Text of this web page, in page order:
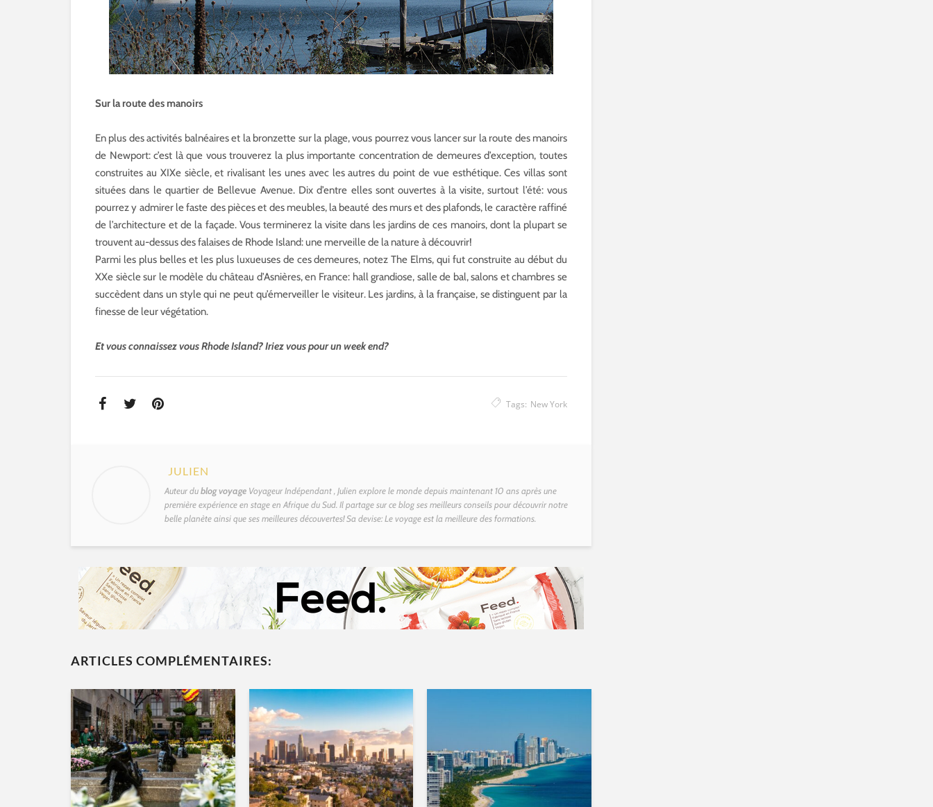
Sur la route des manoirs
En plus des activités balnéaires et la bronzette sur la plage, vous pourrez vous lancer sur la route des manoirs
de Newport: c’est là que vous trouverez la plus importante concentration de demeures d’exception, toutes
construites au XIXe siècle, et rivalisant les unes avec les autres du point de vue esthétique. Ces villas sont
situées dans le quartier de Bellevue Avenue. Dix d’entre elles sont ouvertes à la visite, surtout l’été: vous
pourrez y admirer le faste des pièces et des meubles, la beauté des murs et des plafonds, le caractère raffiné
de l’architecture et de la façade. Vous terminerez la visite dans les jardins de ces manoirs, dont la plupart se
trouvent au-dessus des falaises de Rhode Island: une merveille de la nature à découvrir!
Parmi les plus belles et les plus luxueuses de ces demeures, notez The Elms, qui fut construite au début du
XXe siècle sur le modèle du château d’Asnières, en France: hall grandiose, salle de bal, salons et chambres se
succèdent dans un style qui ne peut qu’émerveiller le visiteur. Les jardins, à la française, se distinguent par la
finesse de leur végétation.
Et vous connaissez vous Rhode Island? Iriez vous pour un week end?
Tags: New York
JULIEN
Auteur dublog voyage Voyageur Indépendant , Julien explore le monde depuis maintenant 10 ans après une
première expérience en stage en Afrique du Sud. Il partage sur ce blog ses meilleurs conseils pour découvrir notre
belle planète ainsi que ses meilleures découvertes! Sa devise: Le voyage est la meilleure des formations.
ARTICLES COMPLÉMENTAIRES: